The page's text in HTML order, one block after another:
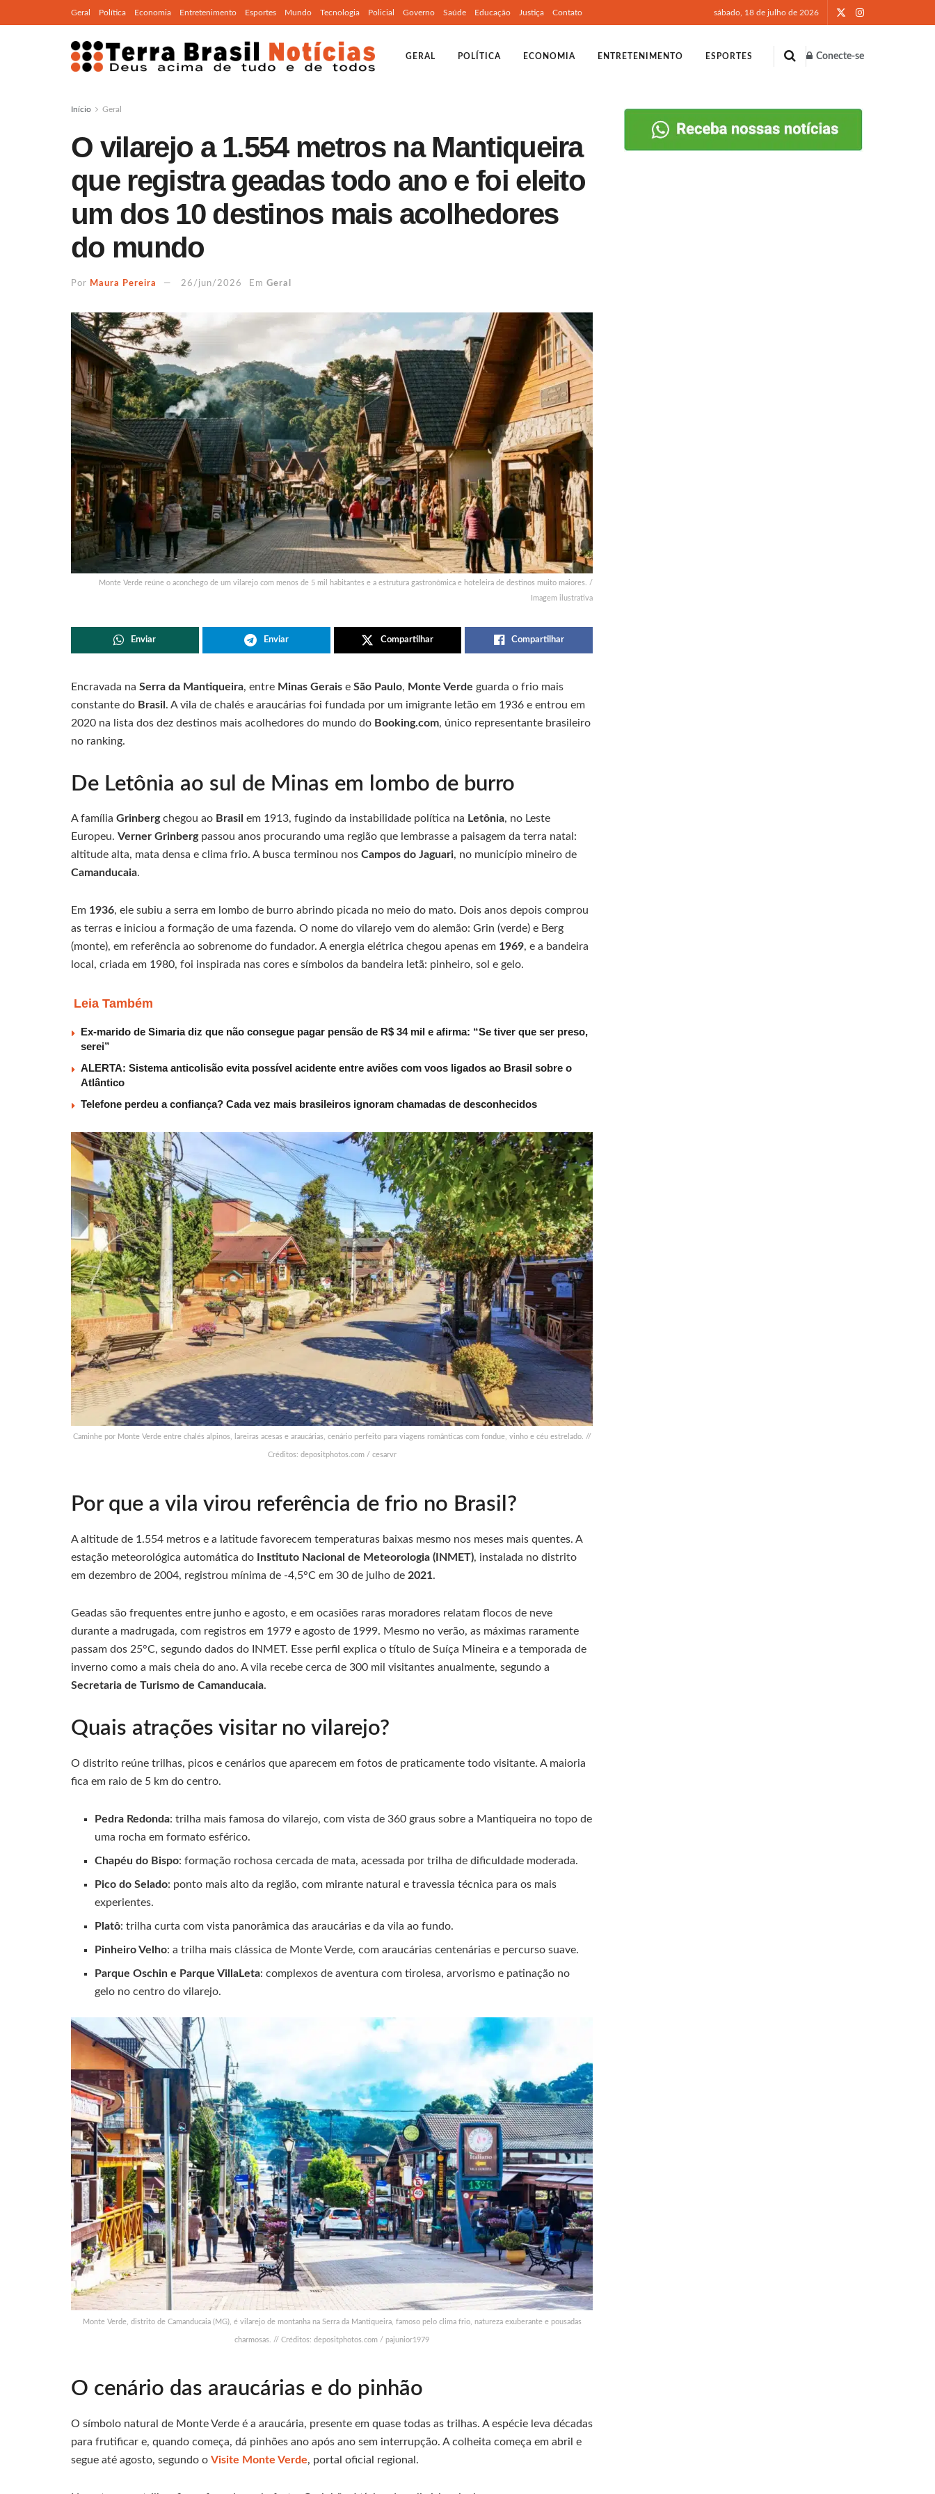
Geral Política Economia Entretenimento Esportes Mundo Tecnologia Policial Governo Saúde Educação Justiça Contato sábado, 18 de julho de 2026
GERAL POLÍTICA ECONOMIA ENTRETENIMENTO ESPORTES Conecte-se
Início Geral
O vilarejo a 1.554 metros na Mantiqueira
que registra geadas todo ano e foi eleito
um dos 10 destinos mais acolhedores
do mundo
Por Maura Pereira 26/jun/2026 Em Geral
Monte Verde reúne o aconchego de um vilarejo com menos de 5 mil habitantes e a estrutura gastronômica e hoteleira de destinos muito maiores. /
Imagem ilustrativa
Enviar Enviar Compartilhar Compartilhar
Encravada na Serra da Mantiqueira, entre Minas Gerais e São Paulo, Monte Verde guarda o frio mais
constante do Brasil . A vila de chalés e araucárias foi fundada por um imigrante letão em 1936 e entrou em
2020 na lista dos dez destinos mais acolhedores do mundo do Booking.com, único representante brasileiro
no ranking.
De Letônia ao sul de Minas em lombo de burro
A família Grinbergchegou ao Brasil em 1913, fugindo da instabilidade política na Letônia, no Leste
Europeu. Verner Grinbergpassou anos procurando uma região que lembrasse a paisagem da terra natal:
altitude alta, mata densa e clima frio. A busca terminou nos Campos do Jaguari, no município mineiro de
Camanducaia.
Em 1936, ele subiu a serra em lombo de burro abrindo picada no meio do mato. Dois anos depois comprou
as terras e iniciou a formação de uma fazenda. O nome do vilarejo vem do alemão: Grin (verde) e Berg
(monte), em referência ao sobrenome do fundador. A energia elétrica chegou apenas em 1969, e a bandeira
local, criada em 1980, foi inspirada nas cores e símbolos da bandeira letã: pinheiro, sol e gelo.
Leia Também
Ex-marido de Simaria diz que não consegue pagar pensão de R$ 34 mil e afirma: “Se tiver que ser preso,
serei”
ALERTA: Sistema anticolisão evita possível acidente entre aviões com voos ligados ao Brasil sobre o
Atlântico
Telefone perdeu a confiança? Cada vez mais brasileiros ignoram chamadas de desconhecidos
Caminhe por Monte Verde entre chalés alpinos, lareiras acesas e araucárias, cenário perfeito para viagens românticas com fondue, vinho e céu estrelado. //
Créditos: depositphotos.com / cesarvr
Por que a vila virou referência de frio no Brasil?
A altitude de 1.554 metros e a latitude favorecem temperaturas baixas mesmo nos meses mais quentes. A
estação meteorológica automática do
Instituto Nacional de Meteorologia (INMET), instalada no distrito
em dezembro de 2004, registrou mínima de -4,5°C em 30 de julho de 2021.
Geadas são frequentes entre junho e agosto, e em ocasiões raras moradores relatam flocos de neve
durante a madrugada, com registros em 1979 e agosto de 1999. Mesmo no verão, as máximas raramente
passam dos 25°C, segundo dados do INMET. Esse perfil explica o título de Suíça Mineira e a temporada de
inverno como a mais cheia do ano. A vila recebe cerca de 300 mil visitantes anualmente, segundo a
Secretaria de Turismo de Camanducaia.
Quais atrações visitar no vilarejo?
O distrito reúne trilhas, picos e cenários que aparecem em fotos de praticamente todo visitante. A maioria
fica em raio de 5 km do centro.
Pedra Redonda: trilha mais famosa do vilarejo, com vista de 360 graus sobre a Mantiqueira no topo de
uma rocha em formato esférico.
Chapéu do Bispo: formação rochosa cercada de mata, acessada por trilha de dificuldade moderada.
Pico do Selado: ponto mais alto da região, com mirante natural e travessia técnica para os mais
experientes.
Platô: trilha curta com vista panorâmica das araucárias e da vila ao fundo.
Pinheiro Velho: a trilha mais clássica de Monte Verde, com araucárias centenárias e percurso suave.
Parque Oschin e Parque VillaLeta: complexos de aventura com tirolesa, arvorismo e patinação no
gelo no centro do vilarejo.
Monte Verde, distrito de Camanducaia (MG), é vilarejo de montanha na Serra da Mantiqueira, famoso pelo clima frio, natureza exuberante e pousadas
charmosas. // Créditos: depositphotos.com / pajunior1979
O cenário das araucárias e do pinhão
O símbolo natural de Monte Verde é a araucária, presente em quase todas as trilhas. A espécie leva décadas
para frutificar e, quando começa, dá pinhões ano após ano sem interrupção. A colheita começa em abril e
segue até agosto, segundo o Visite Monte Verde, portal oficial regional.